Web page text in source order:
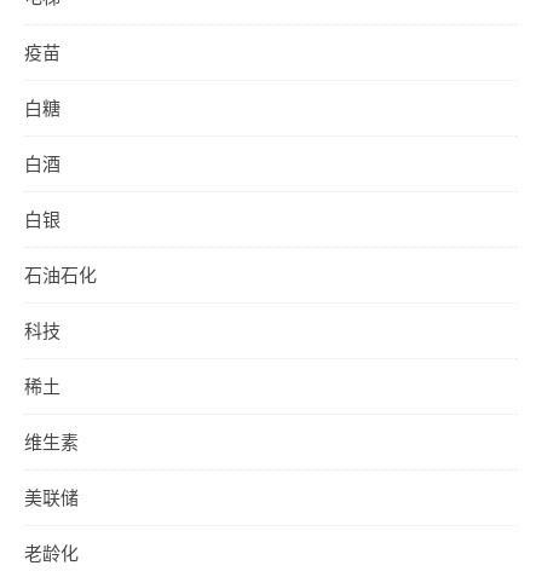
疫苗
白糖
白酒
白银
石油石化
科技
稀土
维生素
美联储
老龄化